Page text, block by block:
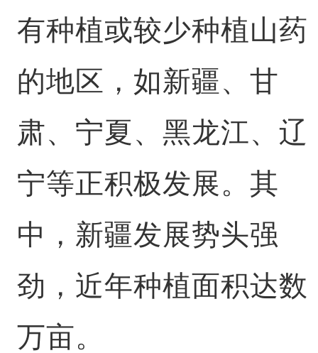
有种植或较少种植山药
的地区，如新疆、甘
肃、宁夏、黑龙江、辽
宁等正积极发展。其
中，新疆发展势头强
劲，近年种植面积达数
万亩。